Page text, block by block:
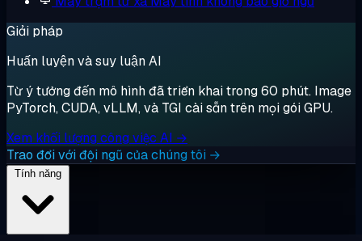
Giải pháp
Huấn luyện và suy luận AI
Từ ý tưởng đến mô hình đã triển khai trong 60 phút. Image
PyTorch, CUDA, vLLM, và TGI cài sẵn trên mọi gói GPU.
Xem khối lượng công việc AI →
Trao đổi với đội ngũ của chúng tôi →